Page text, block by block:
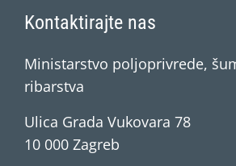
Kontaktirajte nas
Ministarstvo poljoprivrede,
ribarstva
Ulica Grada Vukovara 78
10 000 Zagreb